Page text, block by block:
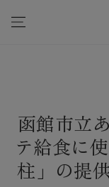
プする
函館市立
テ給食に
柱」の提